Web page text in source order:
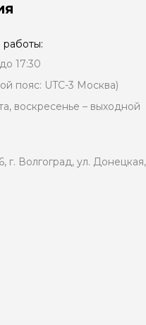
17:30
пояс: UTC-3 Москва)
воскресенье – выходной
г. Волгоград, ул.